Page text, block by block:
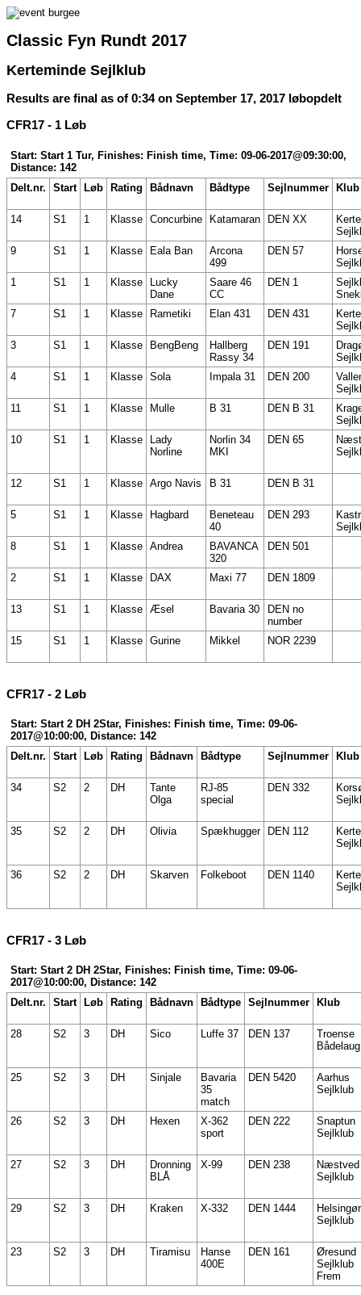
Classic Fyn Rundt 2017
Kerteminde Sejlklub
Results are final as of 0:34 on September 17, 2017 løbopdelt
CFR17 - 1 Løb
Start: Start 1 Tur, Finishes: Finish time, Time: 09-06-2017@09:30:00,
Distance: 142
Delt.nr.
Start Løb Rating Bådnavn Bådtype Sejlnummer Klub
14 S1 1 Klasse Concurbine Katamaran DEN XX
9
S1 1 Klasse Eala Ban
Arcona
499
DEN 57
1
S1 1 Klasse
Lucky
Dane
Saare 46
CC
DEN 1
7
S1 1 Klasse Rametiki Elan 431 DEN 431
3
S1 1 Klasse BengBeng
Hallberg
Rassy 34
DEN 191
4
S1 1 Klasse Sola Impala 31 DEN 200
11
S1 1 Klasse Mulle B 31 DEN B 31
10
S1 1 Klasse
Lady
Norline
Norlin 34
MKI
DEN 65
12 S1 1 Klasse Argo Navis B 31 DEN B 31
5 S1 1 Klasse Hagbard
Beneteau
40
DEN 293
8
S1 1 Klasse Andrea
BAVANCA
320
DEN 501
2 S1 1 Klasse DAX Maxi 77 DEN 1809
13 S1 1 Klasse Æsel Bavaria 30
DEN no
number
15
S1 1 Klasse Gurine Mikkel NOR 2239
CFR17 - 2 Løb
Start: Start 2 DH 2Star, Finishes: Finish time, Time: 09-06-
2017@10:00:00, Distance: 142
Delt.nr.
Start Løb Rating Bådnavn Bådtype Sejlnummer Klub
34 S2 2 DH
Tante
Olga
RJ-85
special
DEN 332
35 S2 2 DH Olivia Spækhugger DEN 112
36 S2 2 DH Skarven Folkeboot DEN 1140
CFR17 - 3 Løb
Start: Start 2 DH 2Star, Finishes: Finish time, Time: 09-06-
2017@10:00:00, Distance: 142
Delt.nr.
Start Løb Rating Bådnavn Bådtype Sejlnummer Klub
28 S2 3 DH Sico Luffe 37 DEN 137
Troense
Bådelaug
25 S2 3 DH Sinjale
Bavaria
35
match
DEN 5420
Aarhus
Sejlklub
26 S2 3 DH Hexen
X-362
sport
DEN 222
Snaptun
Sejlklub
27 S2 3 DH
Dronning
BLÅ
X-99 DEN 238
Næstved
Sejlklub
29 S2 3 DH Kraken X-332 DEN 1444
Helsingør
Sejlklub
23 S2 3 DH Tiramisu
Hanse
400E
DEN 161
Øresund
Sejlklub
Frem